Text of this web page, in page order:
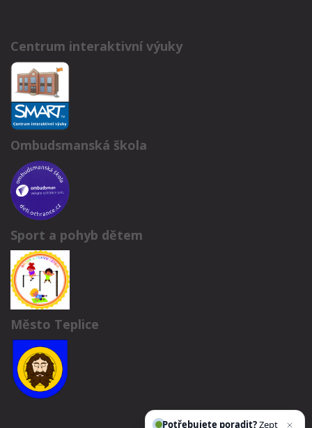
Centrum interaktivní výuky
Ombudsmanská škola
Sport a pohyb dětem
Město Teplice
Potřebujete poradit? Zeptejte se na